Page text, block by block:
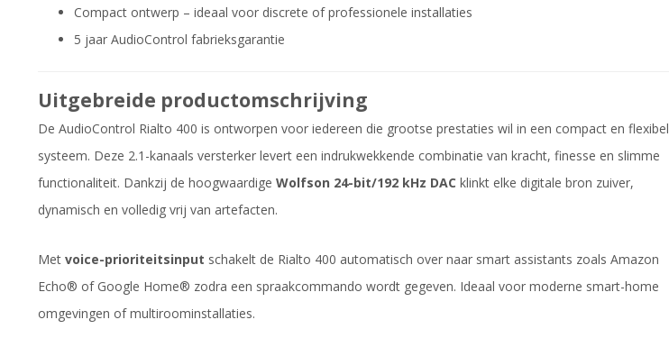
Compact ontwerp – ideaal voor discrete of professionele installaties
5 jaar AudioControl fabrieksgarantie
Uitgebreide productomschrijving
De AudioControl Rialto 400 is ontworpen voor iedereen die grootse prestaties wil in een compact en flexibel
systeem. Deze 2.1-kanaals versterker levert een indrukwekkende combinatie van kracht, finesse en slimme
functionaliteit. Dankzij de hoogwaardige Wolfson 24-bit/192 kHz DAC klinkt elke digitale bron zuiver,
dynamisch en volledig vrij van artefacten.
Met voice-prioriteitsinput schakelt de Rialto 400 automatisch over naar smart assistants zoals Amazon
Echo® of Google Home® zodra een spraakcommando wordt gegeven. Ideaal voor moderne smart-home
omgevingen of multiroominstallaties.